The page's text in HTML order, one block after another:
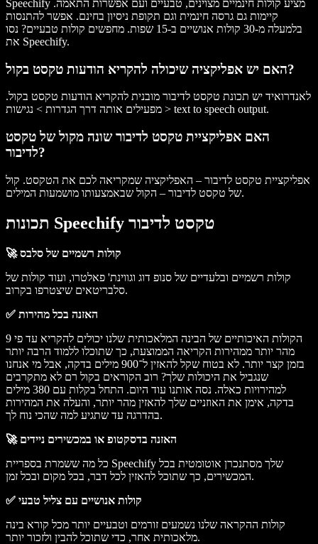
Speechify מציע קולות חינמיים מצוינים, טבעיים ועם אפשרות התאמה.
קיימות גם גרסה חינמית וגם תקופת ניסיון בחינם. אפשר להתנסות
בלמעלה מ-30 קולות אנושיים ב-15 שפות. מחפשים קולות טבעיים? נסו
את Speechify.
האם יש אפליקציה שיכולה להקריא הודעות טקסט בקול?
לאנדרואיד יש תכונת טקסט לדיבור מובנית להקריא הודעות טקסט בקול.
מפעילים אותה דרך הגדרות > נגישות > text to speech output.
האם אפליקציית טקסט לדיבור שונה מקול של טקסט
לדיבור?
אפליקציית טקסט לדיבור – האפליקציה שמקריאה לכם את הטקסט. קול
של טקסט לדיבור – הקול שבאמצעותו מושמעות המילים.
תכונות Speechify טקסט לדיבור
🚀 קולות רשמיים של סלבס
קולות רשמיים ובלעדיים של סנופ דוג וגווינת' פאלטרו, ועוד קולות של
סלבריטאים שיצטרפו בקרוב.
✅ האזנה בכל מהירות
הקולות האיכותיים של הבינה המלאכותית שלנו יכולים להקריא עד פי 9
מהר יותר ממהירות הקריאה הממוצעת, כך שתוכלו ללמוד הרבה יותר
בזמן קצר יותר. לא בטוח שקל להאזין ל־900 מילים בדקה, אבל מי אנחנו
שנגביל את היכולות שלך? רוב הקוראים בקול רם לא מתקרבים
למהירויות כאלה. נסה אותנו עוד היום. התחל בקלות עם 380 מילים
בדקה, אימן את האוזניים שלך להאזין מהר יותר, והעלה את המהירות
בהדרגה עד שתגיע למה שהכי נוח לך.
🚀 האזנה בדסקטופ או במכשירים ניידים
כל מה ששמרת בספריית Speechify שלך מסתנכרן אוטומטית בכל
המכשירים, כך שתוכל להאזין לכל דבר, בכל מקום ובכל זמן.
✅ קולות אנושיים עם צליל טבעי
קולות ההקראה שלנו נשמעים זורמים וטבעיים יותר מכל קורא בינה
מלאכותית אחר, כדי שתוכל להבין ולזכור יותר.